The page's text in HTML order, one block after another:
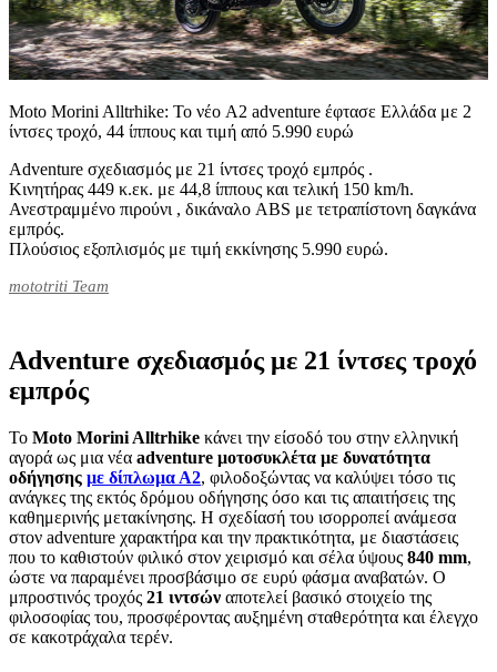
Moto Morini Alltrhike: Το νέο A2 adventure έφτασε Ελλάδα με 2
ίντσες τροχό, 44 ίππους και τιμή από 5.990 ευρώ
Adventure σχεδιασμός με 21 ίντσες τροχό εμπρός .
Κινητήρας 449 κ.εκ. με 44,8 ίππους και τελική 150 km/h.
Ανεστραμμένο πιρούνι , δικάναλο ABS με τετραπίστονη δαγκάνα
εμπρός.
Πλούσιος εξοπλισμός με τιμή εκκίνησης 5.990 ευρώ.
mototriti Team
Adventure σχεδιασμός με 21 ίντσες τροχό
εμπρός
Το Moto Morini Alltrhike κάνει την είσοδό του στην ελληνική
αγορά ως μια νέα adventure μοτοσυκλέτα με δυνατότητα
οδήγησης με δίπλωμα Α2, φιλοδοξώντας να καλύψει τόσο τις
ανάγκες της εκτός δρόμου οδήγησης όσο και τις απαιτήσεις της
καθημερινής μετακίνησης. Η σχεδίασή του ισορροπεί ανάμεσα
στον adventure χαρακτήρα και την πρακτικότητα, με διαστάσεις
που το καθιστούν φιλικό στον χειρισμό και σέλα ύψους 840 mm,
ώστε να παραμένει προσβάσιμο σε ευρύ φάσμα αναβατών. Ο
μπροστινός τροχός 21 ιντσών αποτελεί βασικό στοιχείο της
φιλοσοφίας του, προσφέροντας αυξημένη σταθερότητα και έλεγχο
σε κακοτράχαλα τερέν.